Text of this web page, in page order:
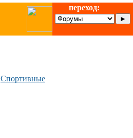
переход:
Спортивные